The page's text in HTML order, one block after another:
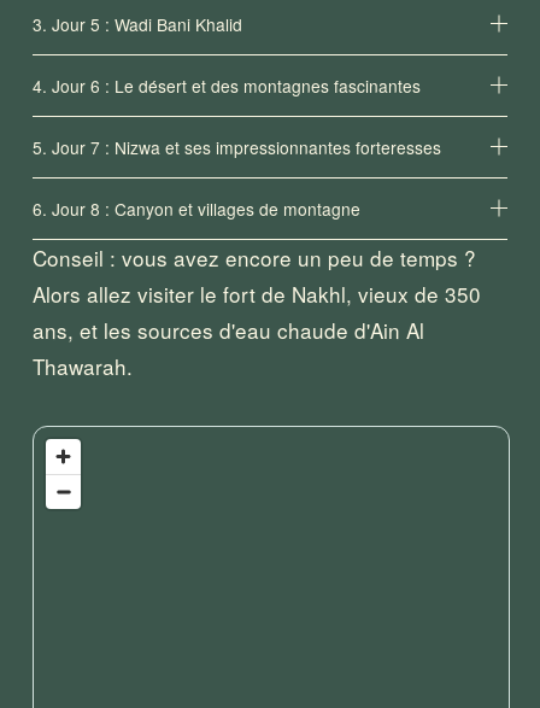
3. Jour 5 : Wadi Bani Khalid
4. Jour 6 : Le désert et des montagnes fascinantes
5. Jour 7 : Nizwa et ses impressionnantes forteresses
6. Jour 8 : Canyon et villages de montagne
Conseil : vous avez encore un peu de temps ?
Alors allez visiter le fort de Nakhl, vieux de 350
ans, et les sources d'eau chaude d'Ain Al
Thawarah.